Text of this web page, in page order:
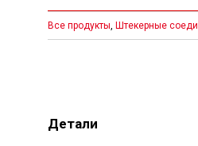
Все продукты, Штекерные
Детали